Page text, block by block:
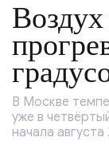
В Москве
уже в
начала